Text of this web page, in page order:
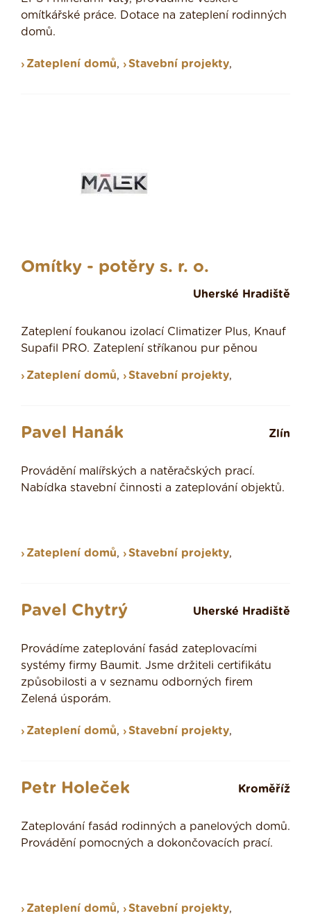
omítkářské práce. Dotace na zateplení rodinných
domů.
Zateplení domů, Stavební projekty,
Omítky - potěry s. r. o.
Uherské Hradiště
Zateplení foukanou izolací Climatizer Plus, Knauf
Supafil PRO. Zateplení stříkanou pur pěnou
Zateplení domů, Stavební projekty,
Pavel Hanák Zlín
Provádění malířských a natěračských prací.
Nabídka stavební činnosti a zateplování objektů.
Zateplení domů, Stavební projekty,
Pavel Chytrý Uherské Hradiště
Provádíme zateplování fasád zateplovacími
systémy firmy Baumit. Jsme držiteli certifikátu
způsobilosti a v seznamu odborných firem
Zelená úsporám.
Zateplení domů, Stavební projekty,
Petr Holeček Kroměříž
Zateplování fasád rodinných a panelových domů.
Provádění pomocných a dokončovacích prací.
Zateplení domů, Stavební projekty,